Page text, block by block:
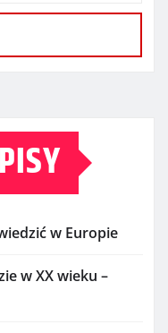
w Europie
w XX wieku –